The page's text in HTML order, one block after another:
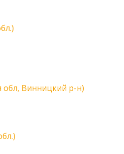
обл, Винницкий р-н)